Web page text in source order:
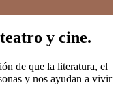
y cine.
de que la literatura, el
y nos ayudan a vivir